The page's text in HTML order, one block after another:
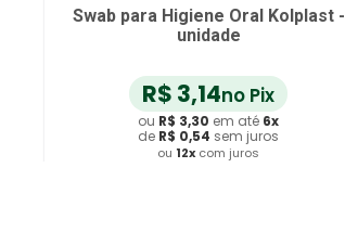
Swab para Higiene Oral Kolplast -
unidade
R$ 3,14no Pix
ou R$ 3,30 em até 6x
de R$ 0,54 sem juros
ou 12x com juros